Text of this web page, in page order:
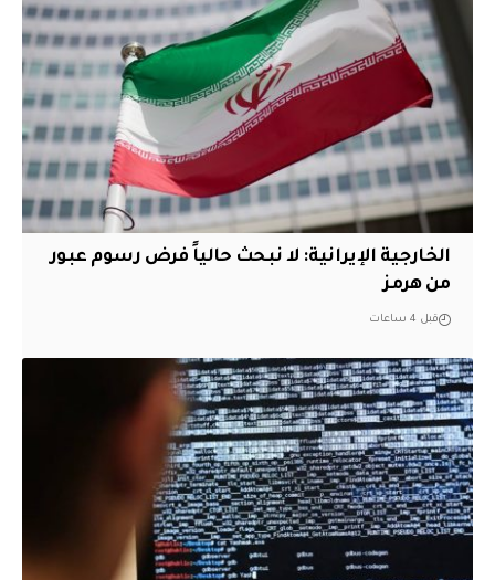
الخارجية الإيرانية: لا نبحث حالياً فرض رسوم عبور
من هرمز
قبل 4 ساعات